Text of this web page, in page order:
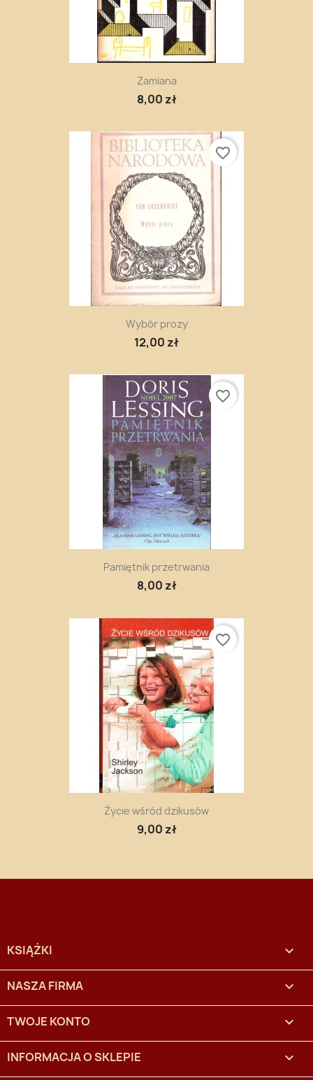
Zamiana
8,00 zł
Wybór prozy
12,00 zł
favorite_border
Pamiętnik przetrwania
8,00 zł
favorite_border
Życie wśród dzikusów
9,00 zł
favorite_border
KSIĄŻKI 
NASZA FIRMA 
TWOJE KONTO 
INFORMACJA O SKLEPIE keyboard_arrow_down